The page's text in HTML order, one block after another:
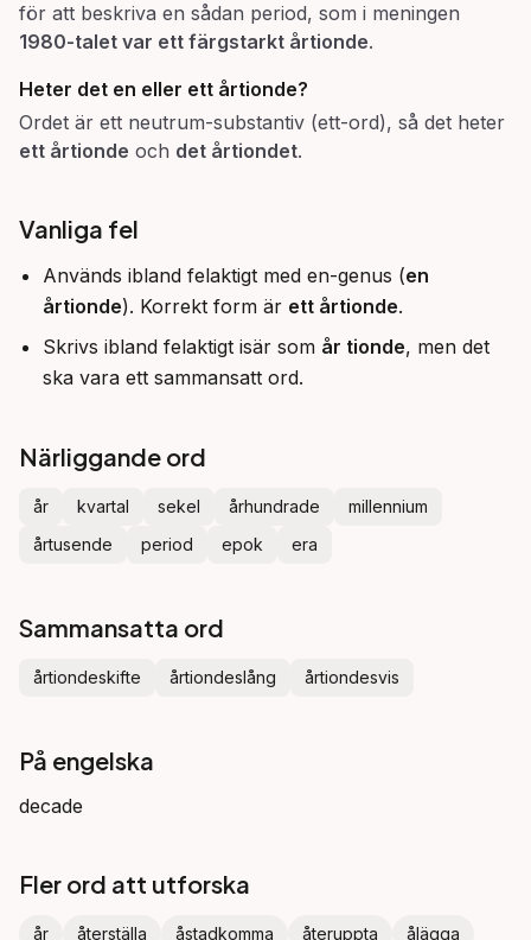
för att beskriva en sådan period, som i meningen
1980-talet var ett färgstarkt årtionde.
Heter det en eller ett årtionde?
Ordet är ett neutrum-substantiv (ett-ord), så det heter
ett årtionde och det årtiondet.
Vanliga fel
Används ibland felaktigt med en-genus (en
årtionde). Korrekt form är ett årtionde.
Skrivs ibland felaktigt isär som år tionde, men det
ska vara ett sammansatt ord.
Närliggande ord
år kvartal sekel århundrade
millennium
årtusende
period epok era
Sammansatta ord
årtiondeskifte årtiondeslång årtiondesvis
På engelska
decade
Fler ord att utforska
år återställa åstadkomma återuppta ålägga